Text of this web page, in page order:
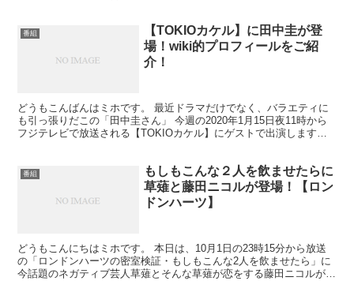
番組
【TOKIOカケル】に田中圭が登
場！wiki的プロフィールをご紹
介！
どうもこんばんはミホです。 最近ドラマだけでなく、バラエティに
も引っ張りだこの「田中圭さん」 今週の2020年1月15日夜11時から
フジテレビで放送される【TOKIOカケル】にゲストで出演します！
番組
もしもこんな２人を飲ませたらに
草薙と藤田ニコルが登場！【ロン
ドンハーツ】
どうもこんにちはミホです。 本日は、10月1日の23時15分から放送
の「ロンドンハーツの密室検証・もしもこんな2人を飲ませたら」に
今話題のネガティブ芸人草薙とそんな草薙が恋をする藤田ニコルが登